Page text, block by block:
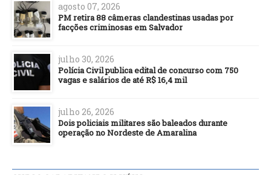
agosto 07, 2026
PM retira 88 câmeras clandestinas usadas por
facções criminosas em Salvador
julho 30, 2026
Polícia Civil publica edital de concurso com 750
vagas e salários de até R$ 16,4 mil
julho 26, 2026
Dois policiais militares são baleados durante
operação no Nordeste de Amaralina